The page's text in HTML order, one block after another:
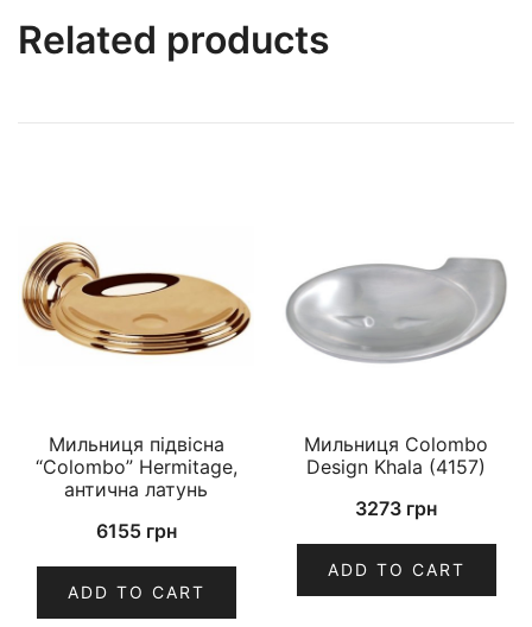
Related products
Мильниця підвісна
“Colombo” Hermitage,
антична латунь
6155 грн
ADD TO CART
Мильниця Colombo
Design Khala (4157)
3273 грн
ADD TO CART